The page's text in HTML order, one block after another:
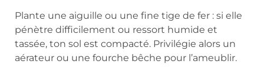
Plante une aiguille ou une fine tige de fer : si elle
pénètre difficilement ou ressort humide et
tassée, ton sol est compacté. Privilégie alors un
aérateur ou une fourche bêche pour l’ameublir.